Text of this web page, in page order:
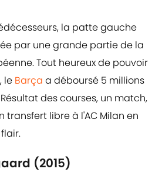
la patte gauche
par une grande partie de la
Tout heureux de pouvoir
le Barça a déboursé 5 millions
des courses, un match,
transfert libre à l'AC Milan en
(2015)